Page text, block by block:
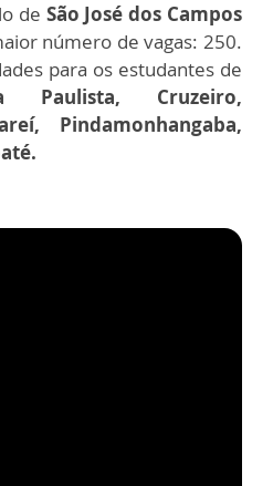
de São José dos Campos
número de vagas: 250.
para os estudantes de
Paulista, Cruzeiro,
Pindamonhangaba,